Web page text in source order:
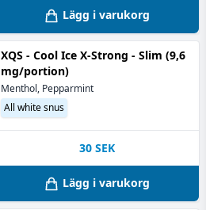
Lägg i varukorg
XQS - Cool Ice X-Strong - Slim (9,6
mg/portion)
Menthol, Pepparmint
All white snus
30 SEK
Lägg i varukorg